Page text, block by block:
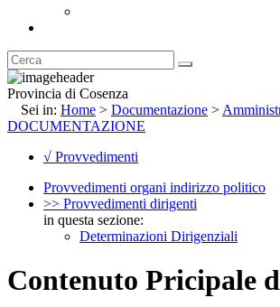
Provincia di Cosenza
Sei in: Home > Documentazione >
DOCUMENTAZIONE
√ Provvedimenti
Provvedimenti organi indirizzo politico
>> Provvedimenti dirigenti
in questa sezione:
Determinazioni Dirigenziali
Contenuto Pricipale